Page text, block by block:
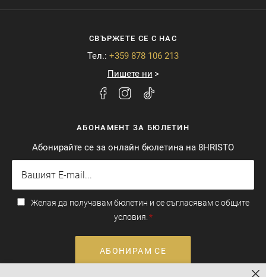
СВЪРЖЕТЕ СЕ С НАС
Тел.: +359 878 106 213
Пишете ни
АБОНАМЕНТ ЗА БЮЛЕТИН
Абонирайте се за онлайн бюлетина на 8HRISTO
Желая да получавам бюлетин и се съгласявам с общите
условия.
АБОНИРАМ СЕ